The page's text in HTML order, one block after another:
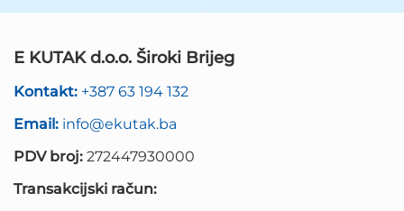
E KUTAK d.o.o. Široki Brijeg
Kontakt: +387 63 194 132
Email: info@ekutak.ba
PDV broj: 272447930000
Transakcijski račun: